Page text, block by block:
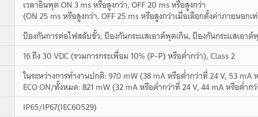
เวลาอินพุต ON 3 ms หรือสูงกว่า, OFF 20 ms หรือสูงกว่า
(ON 25 ms หรือสูงกว่า, OFF 25 ms หรือสูงกว่าเมื่อเลือกตั้งค่าภายนอกเ
ป้องกันการต่อไฟสลับขั้ว, ป้องกันกระแสเอาต์พุตเกิน, ป้องกันกระแสเอา
16 ถึง 30 VDC (รวมการกระเพื่อม 10% (P-P) หรือต่ำกว่า), Class 2
ในระหว่างการทำงานปกติ: 970 mW (38 mA หรือต่ำกว่าที่ 24 V, 53 mA
ECO ON/ทั้งหมด: 821 mW (32 mA หรือต่ำกว่าที่ 24 V, 44 mA หรือต่ำก
IP65/IP67(IEC60529)